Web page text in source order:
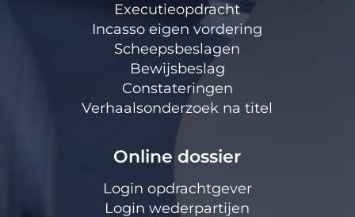
Executieopdracht
Incasso eigen vordering
Scheepsbeslagen
Bewijsbeslag
Constateringen
Verhaalsonderzoek na titel
Online dossier
Login opdrachtgever
Login wederpartijen